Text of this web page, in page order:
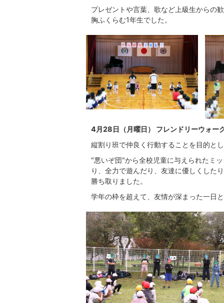
プレゼントや言葉、歌など上級生からの
胸ふくらむ1年生でした。
4月28日（月曜日） フレンドリーウォー
縦割り班で仲良く行動することを目的と
"悪いぞ団"から全校児童に与えられたミ
り、全力で遊んだり、友達に優しくした
勝ち取りました。
学年の枠を超えて、友情が深まった一日